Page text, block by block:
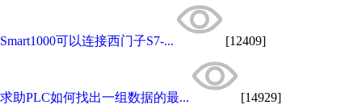
Smart1000可以连接西门子S7-... [12409]
求助PLC如何找出一组数据的最... [14929]